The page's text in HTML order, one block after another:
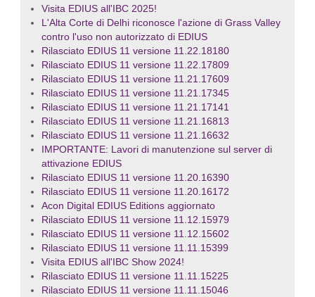
Visita EDIUS all'IBC 2025!
L'Alta Corte di Delhi riconosce l'azione di Grass Valley
contro l'uso non autorizzato di EDIUS
Rilasciato EDIUS 11 versione 11.22.18180
Rilasciato EDIUS 11 versione 11.22.17809
Rilasciato EDIUS 11 versione 11.21.17609
Rilasciato EDIUS 11 versione 11.21.17345
Rilasciato EDIUS 11 versione 11.21.17141
Rilasciato EDIUS 11 versione 11.21.16813
Rilasciato EDIUS 11 versione 11.21.16632
IMPORTANTE: Lavori di manutenzione sul server di
attivazione EDIUS
Rilasciato EDIUS 11 versione 11.20.16390
Rilasciato EDIUS 11 versione 11.20.16172
Acon Digital EDIUS Editions aggiornato
Rilasciato EDIUS 11 versione 11.12.15979
Rilasciato EDIUS 11 versione 11.12.15602
Rilasciato EDIUS 11 versione 11.11.15399
Visita EDIUS all'IBC Show 2024!
Rilasciato EDIUS 11 versione 11.11.15225
Rilasciato EDIUS 11 versione 11.11.15046